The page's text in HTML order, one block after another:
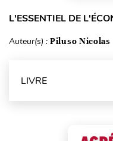
L'ESSENTIEL DE
Auteur(s) : Piluso Nicolas
LIVRE